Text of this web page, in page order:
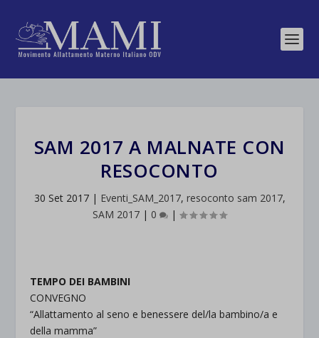
SAM 2017 A MALNATE CON
RESOCONTO
30 Set 2017| Eventi_SAM_2017, resoconto sam 2017,
SAM 2017 | 0 |
TEMPO DEI BAMBINI
CONVEGNO
“Allattamento al seno e benessere del/la bambino/a e
della mamma”